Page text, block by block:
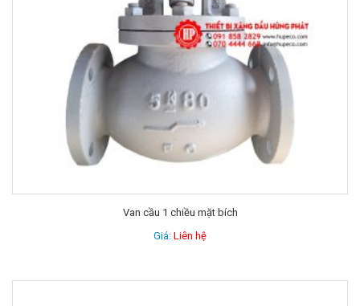
Van cầu 1 chiều mặt bích
Giá: Liên hệ